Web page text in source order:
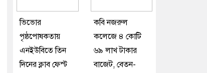
ভিভোর
পৃষ্ঠপোষকতায়
এনইউবিতে তিন
দিনের ক্লাব ফেস্ট
কবি নজরুল
কলেজে ৪ কোটি
৬৯ লাখ টাকার
বাজেট, বেতন-